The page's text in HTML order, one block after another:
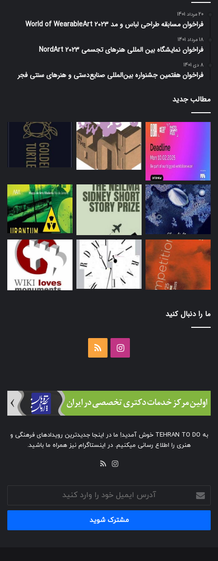
20 مرداد 1401
فراخوان مسابقه طراحی لباس و مد World of WearableArt 2023
18 مرداد 1401
فراخوان نمایشگاه بین المللی هنرهای تجسمی NordArt 2023
8 دی 1401
فراخوان هفتمین جشنواره بین‌المللی صنایع‌دستی و هنرهای سنتی فجر
مطالب جدید
ما را دنبال کنید
اینستاگرام
به TEHRAN TO DO خوش آمدید! ما در اینجا جدیدترین رویدادهای فرهنگی و
هنری را اطلاع رسانی میکنیم. در اینستاگرام نیز همراه ما باشید.
اینستاگرام
آدرس
ایمیل
خود
وارد